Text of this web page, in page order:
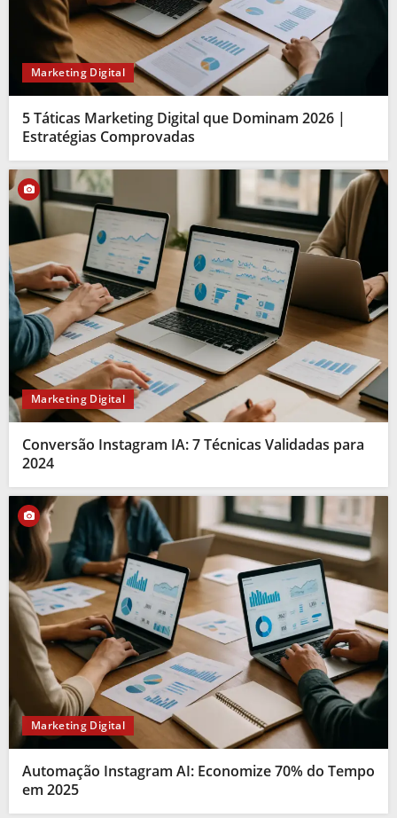
Marketing Digital
5 Táticas Marketing Digital que Dominam 2026 |
Estratégias Comprovadas
Marketing Digital
Conversão Instagram IA: 7 Técnicas Validadas para
2024
Marketing Digital
Automação Instagram AI: Economize 70% do Tempo
em 2025